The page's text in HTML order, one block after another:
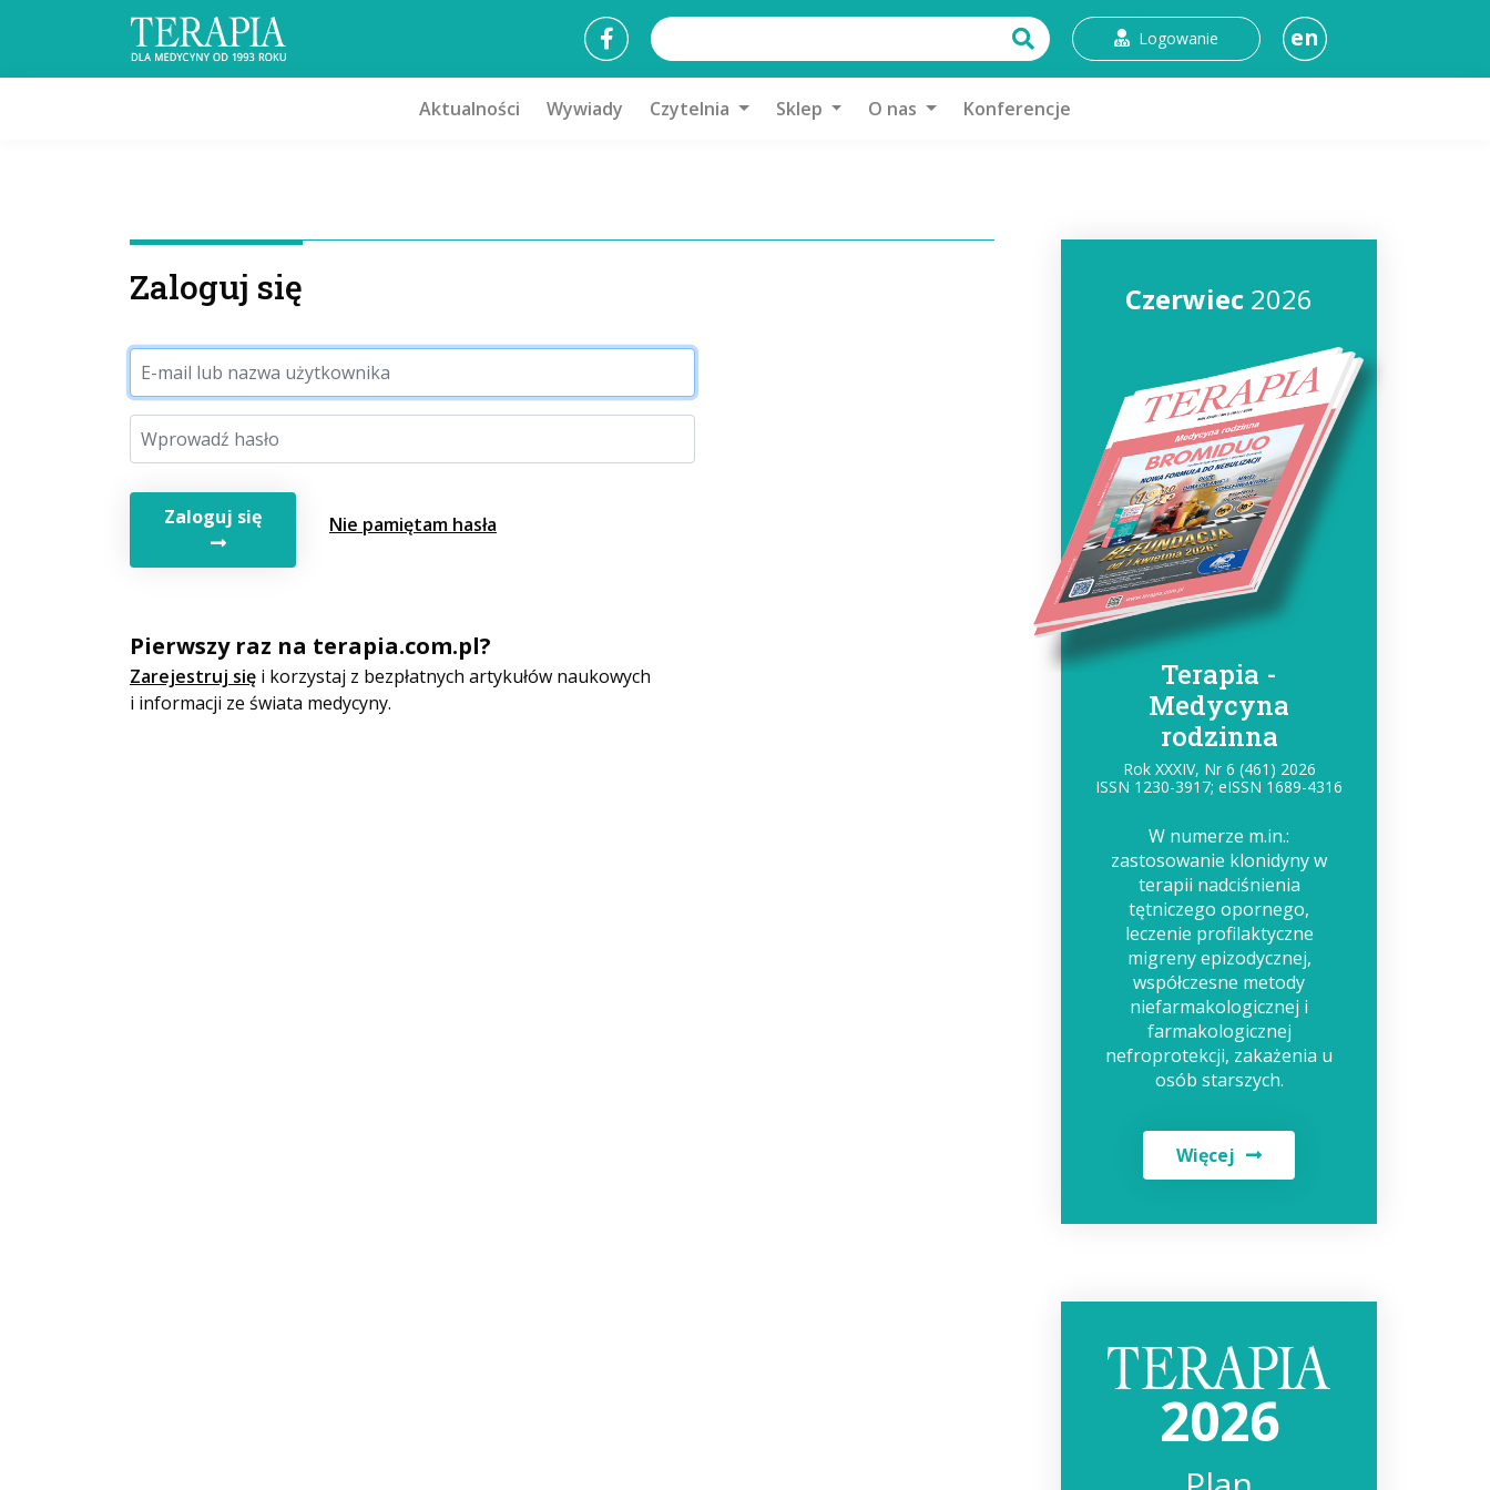
Logowanie en
Aktualności Wywiady Czytelnia Sklep O nas Konferencje
Zaloguj się
Zaloguj się Nie pamiętam hasła
Pierwszy raz na terapia.com.pl?
Zarejestruj się i korzystaj z bezpłatnych artykułów naukowych
i informacji ze świata medycyny.
Czerwiec 2026
Terapia -
Medycyna
rodzinna
Rok XXXIV, Nr 6 (461) 2026
ISSN 1230-3917; eISSN 1689-4316
W numerze m.in.:
zastosowanie klonidyny w
terapii nadciśnienia
tętniczego opornego,
leczenie profilaktyczne
migreny epizodycznej,
współczesne metody
niefarmakologicznej i
farmakologicznej
nefroprotekcji, zakażenia u
osób starszych.
Więcej
2026